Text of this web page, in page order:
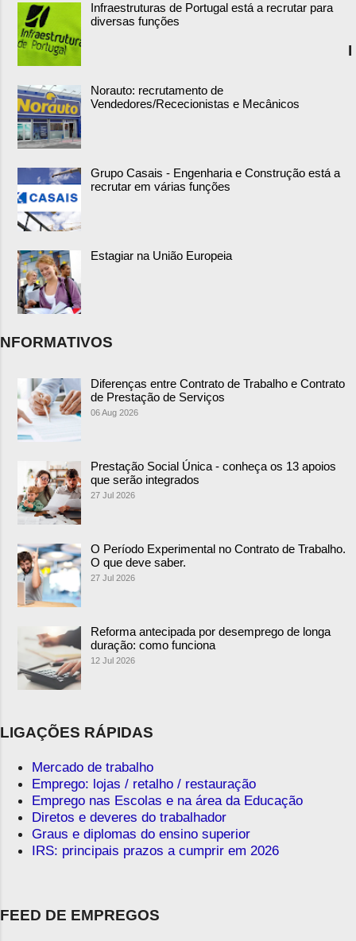
Infraestruturas de Portugal está a recrutar para
diversas funções
Norauto: recrutamento de
Vendedores/Rececionistas e Mecânicos
Grupo Casais - Engenharia e Construção está a
recrutar em várias funções
Estagiar na União Europeia
I
NFORMATIVOS
Diferenças entre Contrato de Trabalho e Contrato
de Prestação de Serviços
06 Aug 2026
Prestação Social Única - conheça os 13 apoios
que serão integrados
27 Jul 2026
O Período Experimental no Contrato de Trabalho.
O que deve saber.
27 Jul 2026
Reforma antecipada por desemprego de longa
duração: como funciona
12 Jul 2026
LIGAÇÕES RÁPIDAS
Mercado de trabalho
Emprego: lojas / retalho / restauração
Emprego nas Escolas e na área da Educação
Diretos e deveres do trabalhador
Graus e diplomas do ensino superior
IRS: principais prazos a cumprir em 2026
FEED DE EMPREGOS